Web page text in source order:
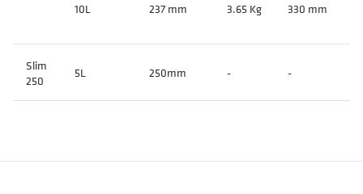
10L 237 mm 3.65 Kg 330 mm
Slim
250
5L 250mm - -